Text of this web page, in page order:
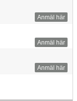
Anmäl här
Anmäl här
Anmäl här